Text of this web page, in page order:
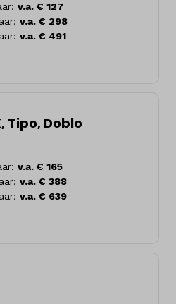
v.a. € 127
v.a. € 298
v.a. € 491
Tipo, Doblo
v.a. € 165
v.a. € 388
v.a. € 639